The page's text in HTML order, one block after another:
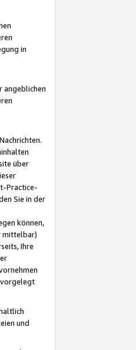
in
angeblichen
über
Practice-
Sie in der
können,
mittelbar)
Ihre
vorgelegt
und